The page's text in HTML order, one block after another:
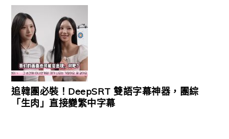
追韓團必裝！DeepSRT 雙語字幕神器，團綜
「生肉」直接變繁中字幕